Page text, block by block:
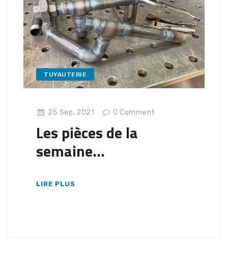
TUYAUTERIE
25 Sep, 2021 0 Comment
Les pièces de la
semaine…
LIRE PLUS